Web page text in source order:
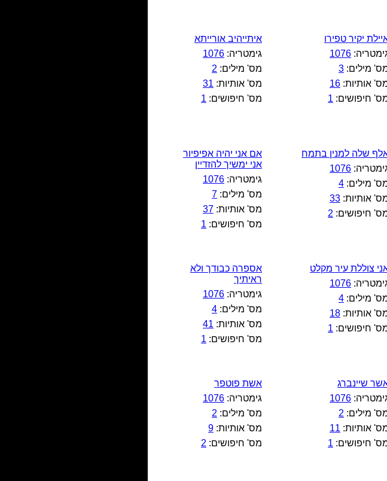
יקיר טפירו
1076
מילים: 3
אותיות: 16
חיפושים: 1
איתייהיב אורייתא
גימטריה: 1076
מס' מילים: 2
מס' אותיות: 31
מס' חיפושים: 1
שלה למנין בתמח
1076
מילים: 4
אותיות: 33
חיפושים: 2
אם אני יהיה אפיפיור
אני ימשיך להזדיין
גימטריה: 1076
מס' מילים: 7
מס' אותיות: 37
מס' חיפושים: 1
צוללת עיר מקלט
1076
מילים: 4
אותיות: 18
חיפושים: 1
אספרה כבודך ולא
ראיתיך
גימטריה: 1076
מס' מילים: 4
מס' אותיות: 41
מס' חיפושים: 1
שיינברג
1076
מילים: 2
אותיות: 11
חיפושים: 1
אשת פוטפר
גימטריה: 1076
מס' מילים: 2
מס' אותיות: 9
מס' חיפושים: 2